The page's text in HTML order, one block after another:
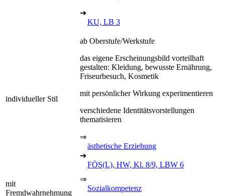
➔
KU, LB 3
individueller Stil
ab Oberstufe/Werkstufe
das eigene Erscheinungsbild vorteilhaft
gestalten: Kleidung, bewusste Ernährung,
Friseurbesuch, Kosmetik
mit persönlicher Wirkung experimentieren
verschiedene Identitätsvorstellungen
thematisieren
⇒
ästhetische Erziehung
➔
FÖS(L), HW, Kl. 8/9, LBW 6
mit
Fremdwahrnehmung
⇒
Sozialkompetenz